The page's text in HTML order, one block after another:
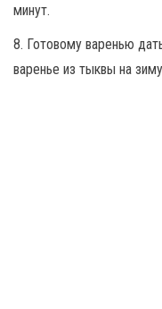
минут.
8. Готовому варенью
варенье из тыквы на